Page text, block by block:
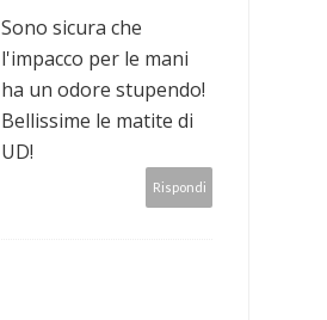
Sono sicura che
l'impacco per le mani
ha un odore stupendo!
Bellissime le matite di
UD!
Rispondi